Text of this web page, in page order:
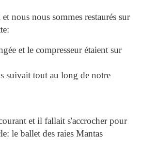
nous nous sommes restaurés sur
et le compresseur étaient sur
suivait tout au long de notre
et il fallait s'accrocher pour
le ballet des raies Mantas